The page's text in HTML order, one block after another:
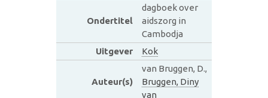
Ondertitel
dagboek over
aidszorg in
Cambodja
Uitgever
Kok
Auteur(s)
van Bruggen, D.,
Bruggen, Diny
van